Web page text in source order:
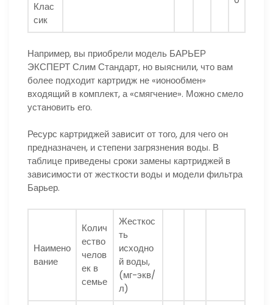
Клас
сик
Например, вы приобрели модель БАРЬЕР
ЭКСПЕРТ Слим Стандарт, но выяснили, что вам
более подходит картридж не «ионообмен»
входящий в комплект, а «смягчение». Можно смело
установить его.
Ресурс картриджей зависит от того, для чего он
предназначен, и степени загрязнения воды. В
таблице приведены сроки замены картриджей в
зависимости от жесткости воды и модели фильтра
Барьер.
Наимено
вание
Колич
ество
челов
ек в
семье
Жесткос
ть
исходно
й воды,
(мг-экв/
л)